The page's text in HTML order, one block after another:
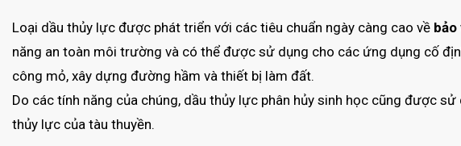
Loại dầu thủy lực được phát triển với các tiêu chuẩn ngày càng cao về
năng an toàn môi trường và có thể được sử dụng cho các ứng dụng cố
công mỏ, xây dựng đường hầm và thiết bị làm đất.
Do các tính năng của chúng, dầu thủy lực phân hủy sinh học cũng được sử
thủy lực của tàu thuyền.